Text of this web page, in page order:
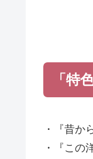
「特
・『昔か
・『この